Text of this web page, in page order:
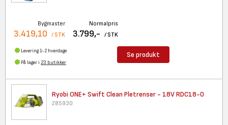
Bygmaster
3.419,10 / STK
Normalpris
3.799,- / STK
Levering 1-2 hverdage
På lager i 23 butikker
Se produkt
Ryobi ONE+ Swift Clean Pletrenser - 18V RDC18-0
285930